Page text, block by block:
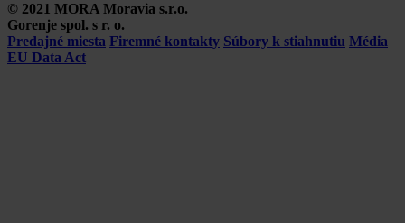
© 2021 MORA Moravia s.r.o.
Gorenje spol. s r. o.
Predajné miesta Firemné kontakty Súbory k stiahnutiu Média
EU Data Act